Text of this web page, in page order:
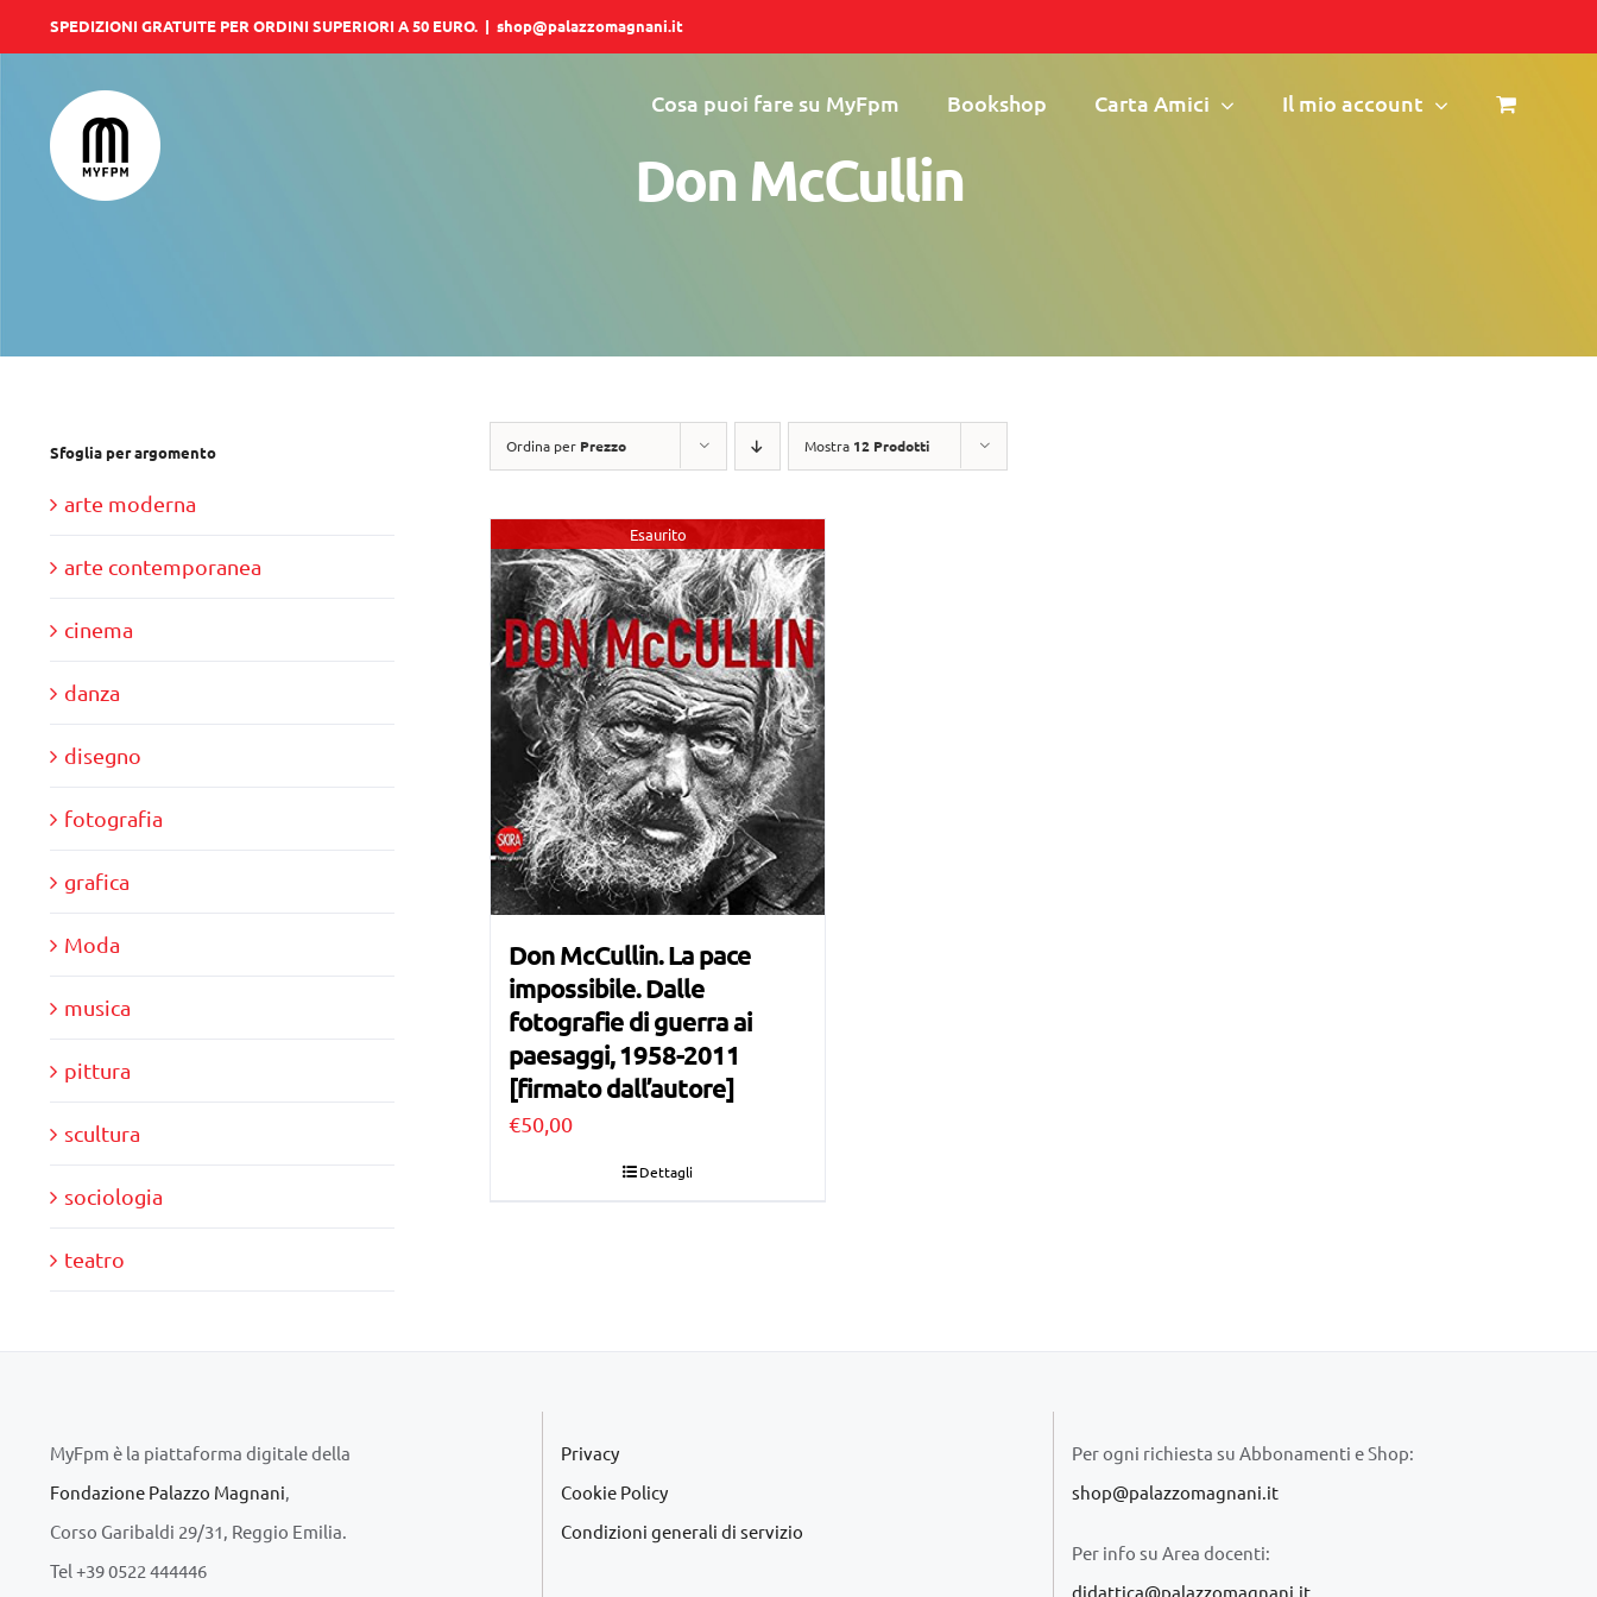
al
contenuto
SPEDIZIONI GRATUITE PER ORDINI SUPERIORI A 50 EURO. | shop@palazzomagnani.it
Cosa puoi fare su MyFpm Bookshop Carta Amici Il mio account
Don McCullin
Ordina per Prezzo Mostra 12 Prodotti
Esaurito
Don McCullin. La pace
impossibile. Dalle
fotografie di guerra ai
paesaggi, 1958-2011
[firmato dall’autore]
€50,00
Dettagli
Sfoglia per argomento
arte moderna
arte contemporanea
cinema
danza
disegno
fotografia
grafica
Moda
musica
pittura
scultura
sociologia
teatro
MyFpm è la piattaforma digitale della
Fondazione Palazzo Magnani
Corso Garibaldi 29/31, Reggio Emilia.
Tel +39 0522 444446
Privacy
Cookie Policy
Condizioni generali di servizio
Per ogni richiesta su Abbonamenti e Shop:
shop@palazzomagnani.it
Per info su Area docenti:
didattica@palazzomagnani.it